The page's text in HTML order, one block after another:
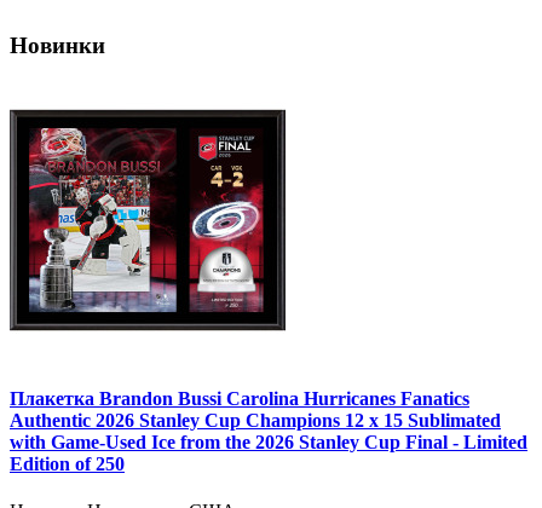
Новинки
Плакетка Brandon Bussi Carolina Hurricanes Fanatics
Authentic 2026 Stanley Cup Champions 12 x 15 Sublimated
with Game-Used Ice from the 2026 Stanley Cup Final - Limited
Edition of 250